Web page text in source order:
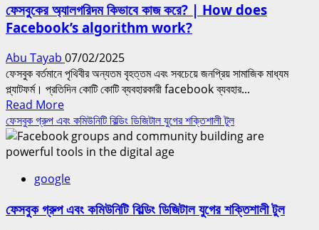
করার
কৌশল?
Tips
for
making
posts
go
viral
on
ফেসবুকের অ্যালগরিদম কিভাবে কাজ করে? | How does
Facebook’s algorithm work?
Abu Tayab 07/02/2025
ফেসবুক বর্তমানে পৃথিবীর অন্যতম বৃহত্তম এবং সবচেয়ে জনপ্রিয় সামাজিক মাধ্যম
প্ল্যাটফর্ম। প্রতিদিন কোটি কোটি ব্যবহারকারী facebook ব্যবহার...
Read MoreRead
more
about
ফেসবুকের
কিভাবে
করে?
ফেসবুক গ্রুপ এবং কমিউনিটি বিল্ডিং ডিজিটাল যুগের শক্তিশালী টুল
google
ফেসবুক গ্রুপ এবং কমিউনিটি বিল্ডিং ডিজিটাল যুগের শক্তিশালী টুল